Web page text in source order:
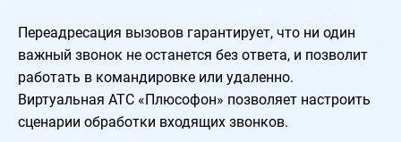
Переадресация вызовов гарантирует, что ни один
важный звонок не останется без ответа, и позволит
работать в командировке или удаленно.
Виртуальная АТС «Плюсофон» позволяет настроить
сценарии обработки входящих звонков.